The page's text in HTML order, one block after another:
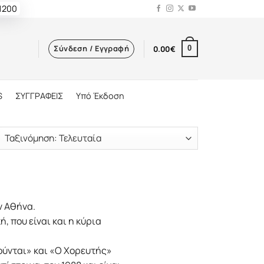
Σύνδεση / Εγγραφή 0.00€ 0
ΣΥΓΓΡΑΦΕΙΣ Υπό Έκδοση
Αθήνα.
που είναι και η κύρια
και «Ο Χορευτής»